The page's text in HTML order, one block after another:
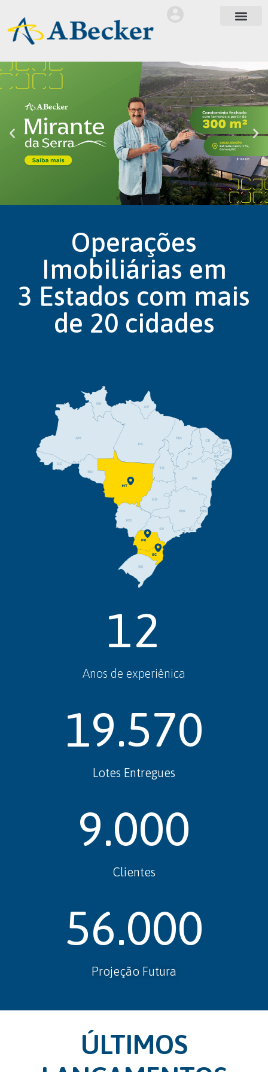
Operações
Imobiliárias em
3 Estados com mais
de 20 cidades
Anos de experiênica
12
Lotes Entregues
19.570
Clientes
9.000
Projeção Futura
56.000
ÚLTIMOS